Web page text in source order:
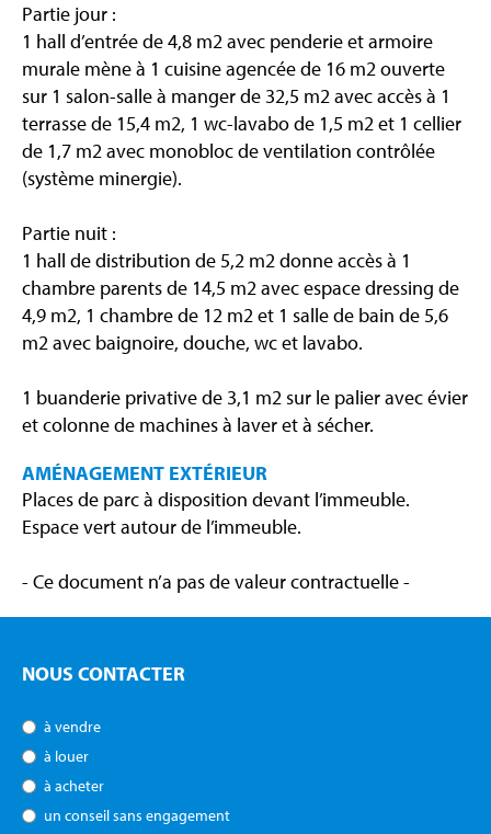
Partie jour :
1 hall d’entrée de 4,8 m2 avec penderie et armoire
murale mène à 1 cuisine agencée de 16 m2 ouverte
sur 1 salon-salle à manger de 32,5 m2 avec accès à 1
terrasse de 15,4 m2, 1 wc-lavabo de 1,5 m2 et 1 cellier
de 1,7 m2 avec monobloc de ventilation contrôlée
(système minergie).
Partie nuit :
1 hall de distribution de 5,2 m2 donne accès à 1
chambre parents de 14,5 m2 avec espace dressing de
4,9 m2, 1 chambre de 12 m2 et 1 salle de bain de 5,6
m2 avec baignoire, douche, wc et lavabo.
1 buanderie privative de 3,1 m2 sur le palier avec évier
et colonne de machines à laver et à sécher.
AMÉNAGEMENT EXTÉRIEUR
Places de parc à disposition devant l’immeuble.
Espace vert autour de l’immeuble.
- Ce document n’a pas de valeur contractuelle -
NOUS CONTACTER
à vendre
à louer
à acheter
un conseil sans engagement